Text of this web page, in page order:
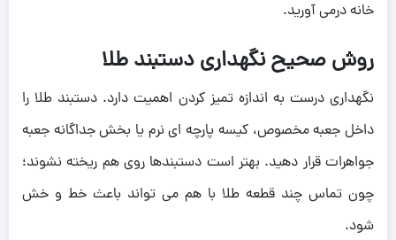
خانه درمی آورید.
روش صحیح نگهداری دستبند طلا
نگهداری درست به اندازه تمیز کردن اهمیت دارد. دستبند طلا را
داخل جعبه مخصوص، کیسه پارچه ای نرم یا بخش جداگانه جعبه
جواهرات قرار دهید. بهتر است دستبندها روی هم ریخته نشوند؛
چون تماس چند قطعه طلا با هم می تواند باعث خط و خش
شود.